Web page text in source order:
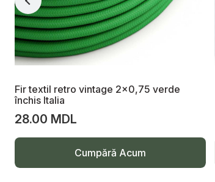
Fir textil retro vintage 2x0,75 verde
închis Italia
28.00 MDL
Cumpără Acum